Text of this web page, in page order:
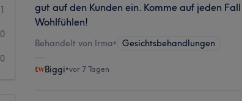
1
0
0
gut auf den Kunden ein. Komme auf jeden
Wohlfühlen!
Behandelt von Irma• Gesichtsbehandlungen
Biggi•vor 7 Tagen